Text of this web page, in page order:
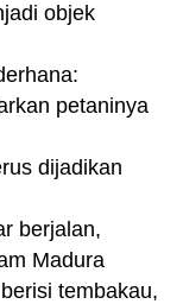
objek
petaninya
dijadikan
berjalan,
Madura
tembakau,